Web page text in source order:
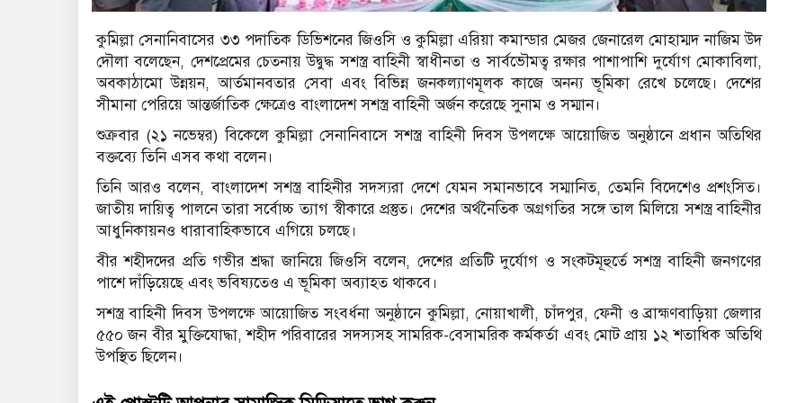
কুমিল্লা সেনানিবাসের ৩৩ পদাতিক ডিভিশনের জিওসি ও কুমিল্লা এরিয়া কমান্ডার মেজর জেনারেল মোহাম্মদ নাজিম উদ
দৌলা বলেছেন, দেশপ্রেমের চেতনায় উদ্বুদ্ধ সশস্ত্র বাহিনী স্বাধীনতা ও সার্বভৌমত্ব রক্ষার পাশাপাশি দুর্যোগ মোকাবিলা,
অবকাঠামো উন্নয়ন, আর্তমানবতার সেবা এবং বিভিন্ন জনকল্যাণমূলক কাজে অনন্য ভূমিকা রেখে চলেছে। দেশের
সীমানা পেরিয়ে আন্তর্জাতিক ক্ষেত্রেও বাংলাদেশ সশস্ত্র বাহিনী অর্জন করেছে সুনাম ও সম্মান।
শুক্রবার (২১ নভেম্বর) বিকেলে কুমিল্লা সেনানিবাসে সশস্ত্র বাহিনী দিবস উপলক্ষে আয়োজিত অনুষ্ঠানে প্রধান অতিথির
বক্তব্যে তিনি এসব কথা বলেন।
তিনি আরও বলেন, বাংলাদেশ সশস্ত্র বাহিনীর সদস্যরা দেশে যেমন সমানভাবে সম্মানিত, তেমনি বিদেশেও প্রশংসিত।
জাতীয় দায়িত্ব পালনে তারা সর্বোচ্চ ত্যাগ স্বীকারে প্রস্তুত। দেশের অর্থনৈতিক অগ্রগতির সঙ্গে তাল মিলিয়ে সশস্ত্র বাহিনীর
আধুনিকায়নও ধারাবাহিকভাবে এগিয়ে চলছে।
বীর শহীদদের প্রতি গভীর শ্রদ্ধা জানিয়ে জিওসি বলেন, দেশের প্রতিটি দুর্যোগ ও সংকটমূহুর্তে সশস্ত্র বাহিনী জনগণের
পাশে দাঁড়িয়েছে এবং ভবিষ্যতেও এ ভূমিকা অব্যাহত থাকবে।
সশস্ত্র বাহিনী দিবস উপলক্ষে আয়োজিত সংবর্ধনা অনুষ্ঠানে কুমিল্লা, নোয়াখালী, চাঁদপুর, ফেনী ও ব্রাহ্মণবাড়িয়া জেলার
৫৫০ জন বীর মুক্তিযোদ্ধা, শহীদ পরিবারের সদস্যসহ সামরিক-বেসামরিক কর্মকর্তা এবং মোট প্রায় ১২ শতাধিক অতিথি
উপস্থিত ছিলেন।